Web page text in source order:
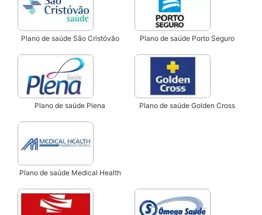
Plano de saúde São Cristóvão Plano de saúde Porto Seguro
Plano de saúde Plena Plano de saúde Golden Cross
Plano de saúde Medical Health